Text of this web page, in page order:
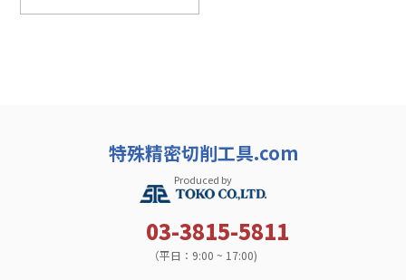
特殊精密切削工具.com
Produced by
03-3815-5811
（平日：9:00 ~ 17:00)